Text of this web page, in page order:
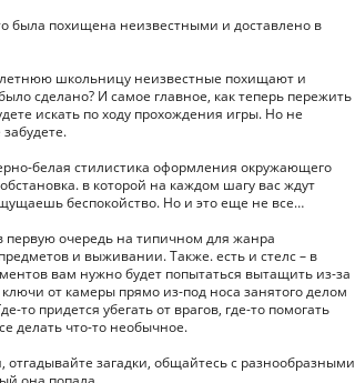
была похищена неизвестными и доставлено в
школьницу неизвестные похищают и
сделано? И самое главное, как теперь пережить
искать по ходу прохождения игры. Но не
белая стилистика оформления окружающего
в которой на каждом шагу вас ждут
беспокойство. Но и это еще не все…
первую очередь на типичном для жанра
и выживании. Также. есть и стелс – в
вам нужно будет попытаться вытащить из-за
от камеры прямо из-под носа занятого делом
придется убегать от врагов, где-то помогать
делать что-то необычное.
загадки, общайтесь с разнообразными